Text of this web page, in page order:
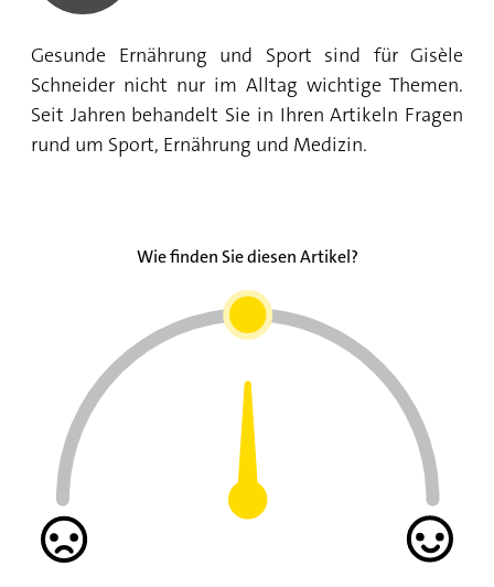
Gesunde Ernährung und Sport sind für Gisèle
Schneider nicht nur im Alltag wichtige Themen.
Seit Jahren behandelt Sie in Ihren Artikeln Fragen
rund um Sport, Ernährung und Medizin.
Wie finden Sie diesen Artikel?